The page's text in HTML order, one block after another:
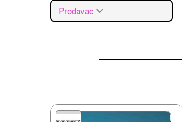
Prodavac